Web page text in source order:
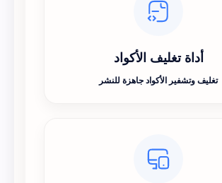
أداة تغليف الأكواد
تغليف وتشفير الأكواد جاهزة للنشر